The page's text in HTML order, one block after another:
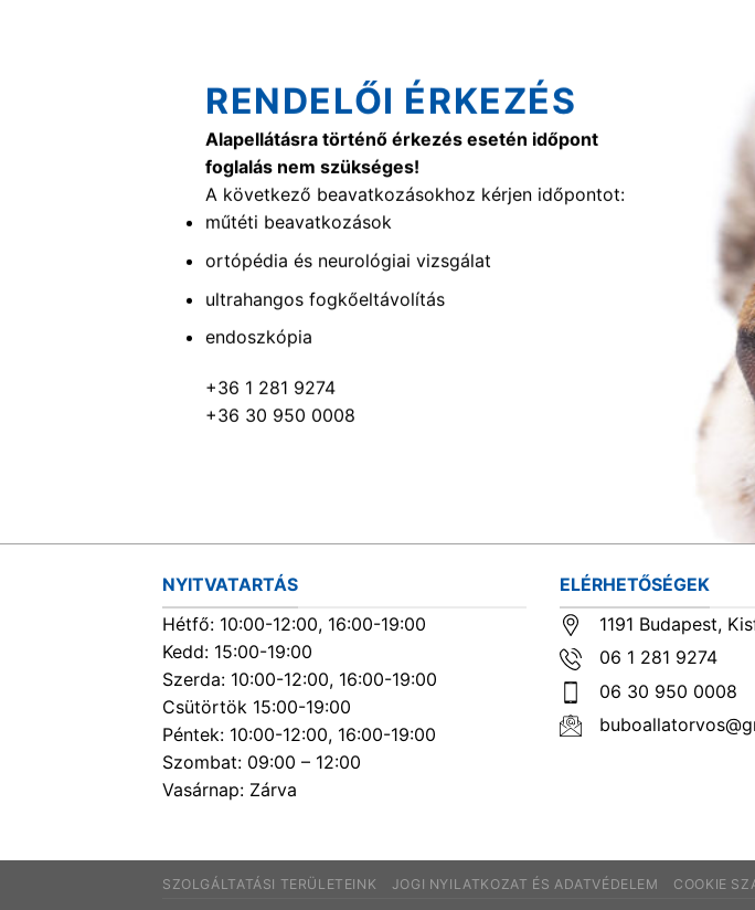
RENDELŐI ÉRKEZÉS
Alapellátásra történő érkezés esetén időpont
foglalás nem szükséges!
A következő beavatkozásokhoz kérjen időpontot:
műtéti beavatkozások
ortópédia és neurológiai vizsgálat
ultrahangos fogkőeltávolítás
endoszkópia
+36 1 281 9274
+36 30 950 0008
NYITVATARTÁS
Hétfő: 10:00-12:00, 16:00-19:00
Kedd: 15:00-19:00
Szerda: 10:00-12:00, 16:00-19:00
Csütörtök 15:00-19:00
Péntek: 10:00-12:00, 16:00-19:00
Szombat: 09:00 – 12:00
Vasárnap: Zárva
ELÉRHETŐSÉGEK
1191 Budapest,
06 1 281 9274
06 30 950 0008
SZOLGÁLTATÁSI TERÜLETEINK JOGI NYILATKOZAT ÉS ADATVÉDELEM COOKIE